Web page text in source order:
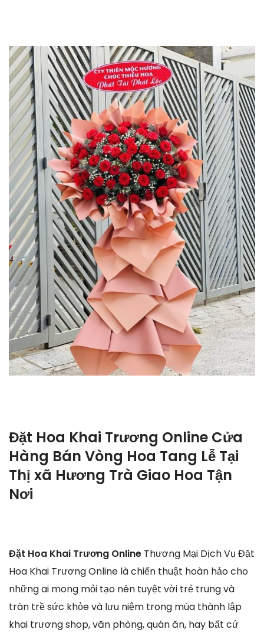
Đặt Hoa Khai Trương Online Cửa
Hàng Bán Vòng Hoa Tang Lễ Tại
Thị xã Hương Trà Giao Hoa Tận
Nơi
Đặt Hoa Khai Trương Online Thương Mại Dịch Vụ Đặt
Hoa Khai Trương Online là chiến thuật hoàn hảo cho
những ai mong mỏi tạo nên tuyệt vời trẻ trung và
tràn trề sức khỏe và lưu niệm trong mùa thành lập
khai trương shop, văn phòng, quán ăn, hay bất cứ